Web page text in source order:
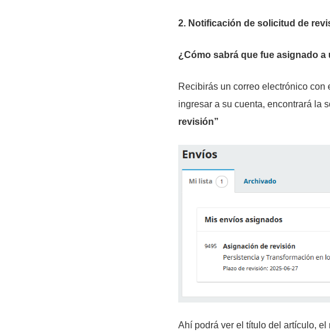
2. Notificación de solicitud de
¿Cómo sabrá que fue asignado a
Recibirás un correo electrónico con
ingresar a su cuenta, encontrará la
revisión”
Ahí podrá ver el título del artículo,